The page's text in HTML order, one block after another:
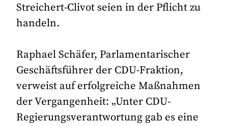
Streichert-Clivot seien in der Pflicht zu
handeln.
Raphael Schäfer, Parlamentarischer
Geschäftsführer der CDU-Fraktion,
verweist auf erfolgreiche Maßnahmen
der Vergangenheit: „Unter CDU-
Regierungsverantwortung gab es eine